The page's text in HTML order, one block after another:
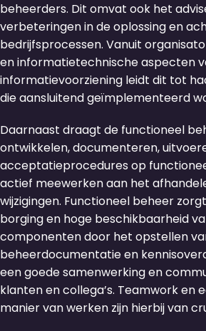
beheerders. Dit omvat ook het
verbeteringen in de oplossing en
bedrijfsprocessen. Vanuit
en informatietechnische aspecten
informatievoorziening leidt dit tot
die aansluitend geïmplementeerd
Daarnaast draagt de functioneel
ontwikkelen, documenteren,
acceptatieprocedures op
actief meewerken aan het
wijzigingen. Functioneel beheer
borging en hoge beschikbaarheid
componenten door het opstellen
beheerdocumentatie en
een goede samenwerking en
klanten en collega’s. Teamwork en
manier van werken zijn hierbij van